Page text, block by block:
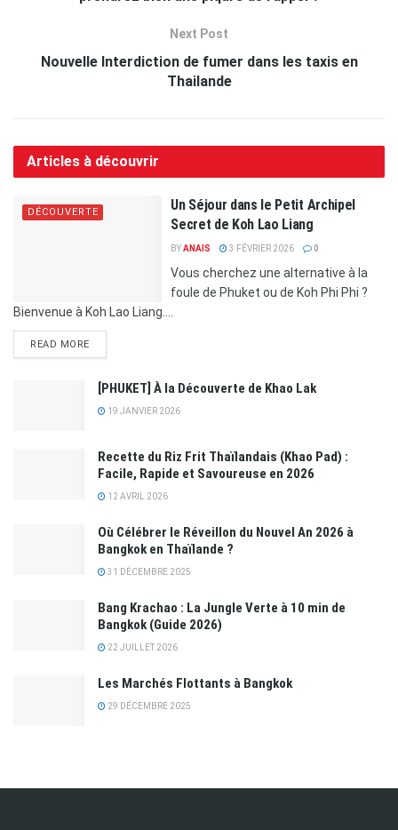
Next Post
Nouvelle Interdiction de fumer dans les taxis en
Thailande
Articles à découvrir
DÉCOUVERTE
Un Séjour dans le Petit Archipel
Secret de Koh Lao Liang
BYANAIS 3 FÉVRIER 2026 0
Vous cherchez une alternative à la
foule de Phuket ou de Koh Phi Phi ?
Bienvenue à Koh Lao Liang....
READ MORE
[PHUKET] À la Découverte de Khao Lak
19 JANVIER 2026
Recette du Riz Frit Thaïlandais (Khao Pad) :
Facile, Rapide et Savoureuse en 2026
12 AVRIL 2026
Où Célébrer le Réveillon du Nouvel An 2026 à
Bangkok en Thaïlande ?
31 DÉCEMBRE 2025
Bang Krachao : La Jungle Verte à 10 min de
Bangkok (Guide 2026)
22 JUILLET 2026
Les Marchés Flottants à Bangkok
29 DÉCEMBRE 2025